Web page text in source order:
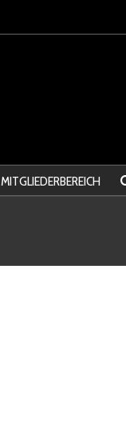
MITGLIEDERBEREICH